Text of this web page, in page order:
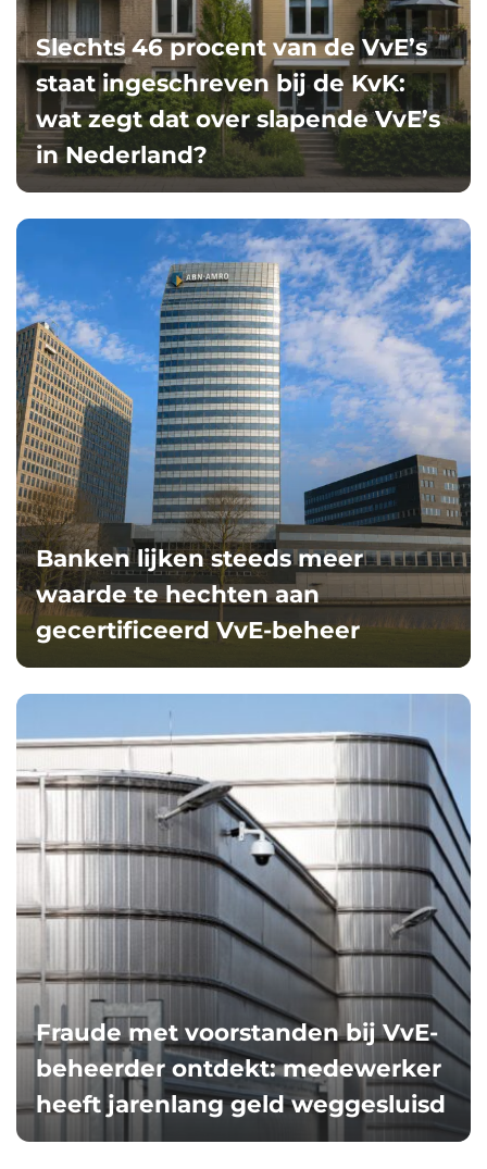
Slechts 46 procent van de VvE’s
staat ingeschreven bij de KvK:
wat zegt dat over slapende VvE’s
in Nederland?
Banken lijken steeds meer
waarde te hechten aan
gecertificeerd VvE-beheer
Fraude met voorstanden bij VvE-
beheerder ontdekt: medewerker
heeft jarenlang geld weggesluisd